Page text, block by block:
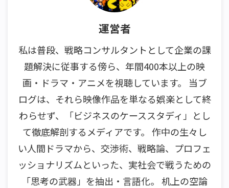
運営者
私は普段、戦略コンサルタントとして企業の課
題解決に従事する傍ら、年間400本以上の映
画・ドラマ・アニメを視聴しています。 当ブ
ログは、それら映像作品を単なる娯楽として終
わらせず、「ビジネスのケーススタディ」とし
て徹底解剖するメディアです。 作中の生々し
い人間ドラマから、交渉術、戦略論、プロフェ
ッショナリズムといった、実社会で戦うための
「思考の武器」を抽出・言語化。 机上の空論